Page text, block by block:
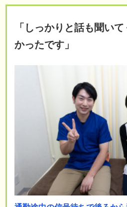
「しっかりと話も聞い
かったです」